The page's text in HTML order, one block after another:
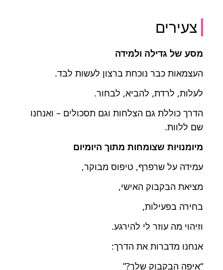
צעירים
מסע של גדילה ולמידה
העצמאות כבר נוכחת ברצון לעשות לבד.
לעלות, לרדת, להביא, לבחור.
הדרך כוללת גם הצלחות וגם תסכולים – ואנחנו
שם ללוות.
מיומנויות שצומחות מתוך היומיום
עמידה על שרפרף, טיפוס מבוקר,
מציאת הבקבוק האישי,
בחירה בפעילות,
וזיהוי מה עוזר לי להירגע.
אנחנו מדברות את הדרך:
“איפה הבקבוק שלך?”